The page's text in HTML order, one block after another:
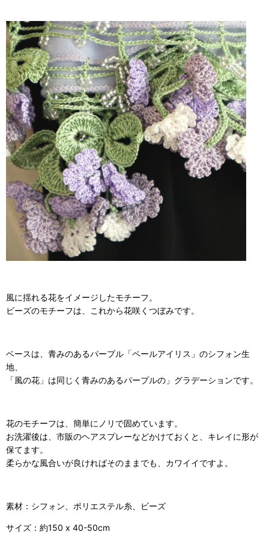
風に揺れる花をイメージしたモチーフ。
ビーズのモチーフは、これから花咲くつぼみです。
ベースは、青みのあるパープル「ペールアイリス」のシフォン生
地、
「風の花」は同じく青みのあるパープルの」グラデーションです。
花のモチーフは、簡単にノリで固めています。
お洗濯後は、市販のヘアスプレーなどかけておくと、キレイに形が
保てます。
柔らかな風合いが良ければそのままでも、カワイイですよ。
素材：シフォン、ポリエステル糸、ビーズ
サイズ：約150 x 40-50cm